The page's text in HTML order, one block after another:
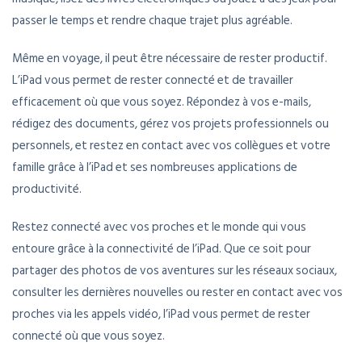
passer le temps et rendre chaque trajet plus agréable.
Même en voyage, il peut être nécessaire de rester productif.
L’iPad vous permet de rester connecté et de travailler
efficacement où que vous soyez. Répondez à vos e-mails,
rédigez des documents, gérez vos projets professionnels ou
personnels, et restez en contact avec vos collègues et votre
famille grâce à l’iPad et ses nombreuses applications de
productivité.
Restez connecté avec vos proches et le monde qui vous
entoure grâce à la connectivité de l’iPad. Que ce soit pour
partager des photos de vos aventures sur les réseaux sociaux,
consulter les dernières nouvelles ou rester en contact avec vos
proches via les appels vidéo, l’iPad vous permet de rester
connecté où que vous soyez.